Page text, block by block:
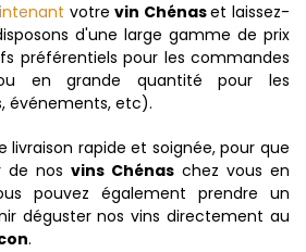
votrevin Chénaset laissez-
d'une large gamme de prix
préférentiels pour les commandes
en grande quantité pour les
événements, etc).
livraison rapide et soignée, pour que
de nos vins Chénas chez vous en
pouvez également prendre un
déguster nos vins directement au
.